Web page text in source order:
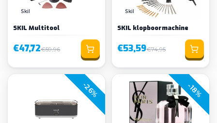
Skil
SKIL Multitool
€47,72€59,96
Skil
SKIL klopboormachine
€53,59€74,95
-26% -18%